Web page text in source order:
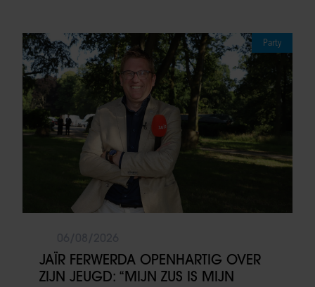
Party
JAÏR FERWERDA OPENHARTIG OVER
ZIJN JEUGD: “MIJN ZUS IS MIJN